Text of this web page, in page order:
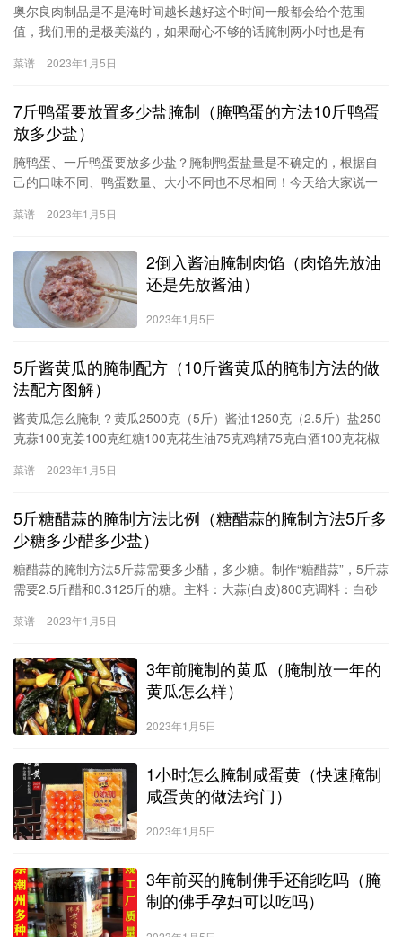
奥尔良肉制品是不是淹时间越长越好这个时间一般都会给个范围
值，我们用的是极美滋的，如果耐心不够的话腌制两小时也是有
晚上用，基本上是这样，如果腌制时间过长会出现烤的时候肉发
所以楼主一定要把握好腌制时间。不是越长就越好
菜谱 2023年1月5日
7斤鸭蛋要放置多少盐腌制（腌鸭蛋的方法10斤鸭蛋
放多少盐）
腌鸭蛋、一斤鸭蛋要放多少盐？腌制鸭蛋盐量是不确定的，根据自
己的口味不同、鸭蛋数量、大小不同也不尽相同！今天给大家说一
买回来的鸭蛋用牙刷清洗干净，然后把鸭蛋放到太阳底下暴晒1小
把罐子一定清理干净，不能有水，有
菜谱 2023年1月5日
2倒入酱油腌制肉馅（肉馅先放油
还是先放酱油）
2023年1月5日
5斤酱黄瓜的腌制配方（10斤酱黄瓜的腌制方法的做
法配方图解）
酱黄瓜怎么腌制？黄瓜2500克（5斤）酱油1250克（2.5斤）盐250
克蒜100克姜100克红糖100克花生油75克鸡精75克白酒100克花椒
寸左右的条，放入盐腌2－3小时。蒜、姜切片。盆中放入酱油、红
菜谱 2023年1月5日
5斤糖醋蒜的腌制方法比例（糖醋蒜的腌制方法5斤多
少糖多少醋多少盐）
糖醋蒜的腌制方法5斤蒜需要多少醋，多少糖。制作“糖醋蒜”，5斤蒜
需要2.5斤醋和0.3125斤的糖。主料：大蒜(白皮)800克调料：白砂
适当去掉一部分，再剥掉两层表皮，放入清水里浸泡7天，每天换水
酱油、花椒调成汁，浇入蒜坛内，盖严盖，30天左右即成。≮美食原
料≯
菜谱 2023年1月5日
3年前腌制的黄瓜（腌制放一年的
黄瓜怎么样）
2023年1月5日
1小时怎么腌制咸蛋黄（快速腌制
咸蛋黄的做法窍门）
2023年1月5日
3年前买的腌制佛手还能吃吗（腌
制的佛手孕妇可以吃吗）